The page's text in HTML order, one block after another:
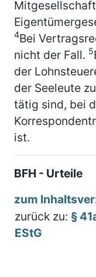
4Bei
nicht der Fall. 5
der
der Seeleute
tätig sind, bei
ist.
BFH - Urteile
zum
zurück zu: §
EStG